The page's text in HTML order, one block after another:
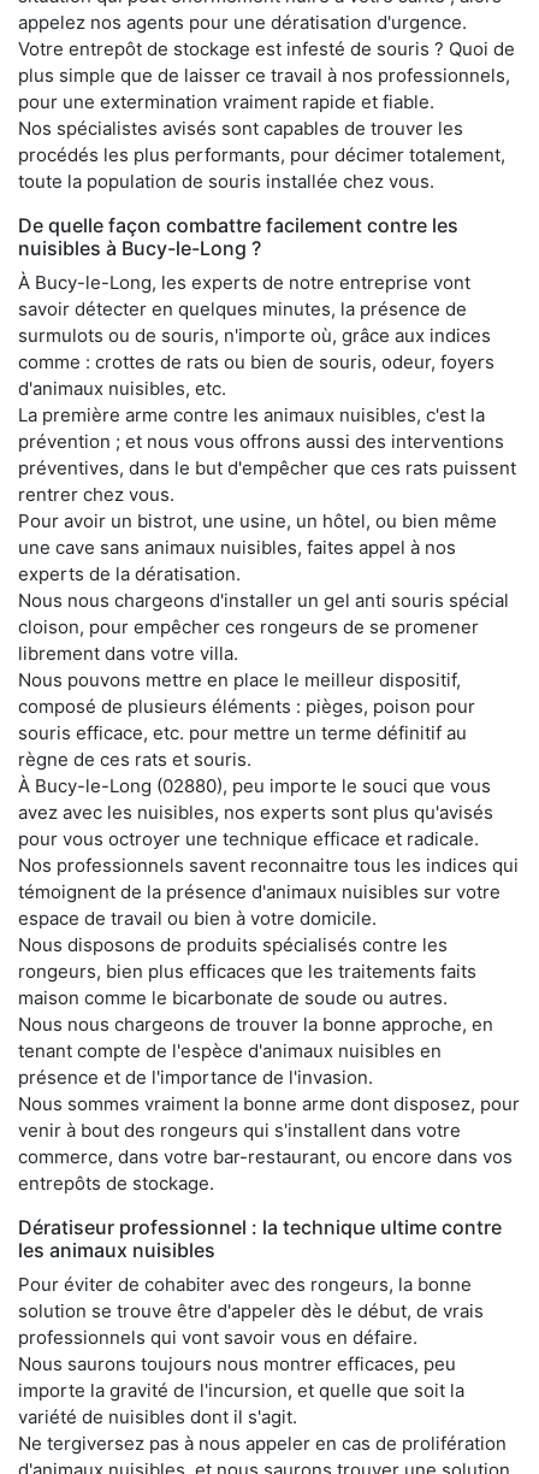
appelez nos agents pour une dératisation d'urgence.
Votre entrepôt de stockage est infesté de souris ? Quoi de
plus simple que de laisser ce travail à nos professionnels,
pour une extermination vraiment rapide et fiable.
Nos spécialistes avisés sont capables de trouver les
procédés les plus performants, pour décimer totalement,
toute la population de souris installée chez vous.
De quelle façon combattre facilement contre les
nuisibles à Bucy-le-Long ?
À Bucy-le-Long, les experts de notre entreprise vont
savoir détecter en quelques minutes, la présence de
surmulots ou de souris, n'importe où, grâce aux indices
comme : crottes de rats ou bien de souris, odeur, foyers
d'animaux nuisibles, etc.
La première arme contre les animaux nuisibles, c'est la
prévention ; et nous vous offrons aussi des interventions
préventives, dans le but d'empêcher que ces rats puissent
rentrer chez vous.
Pour avoir un bistrot, une usine, un hôtel, ou bien même
une cave sans animaux nuisibles, faites appel à nos
experts de la dératisation.
Nous nous chargeons d'installer un gel anti souris spécial
cloison, pour empêcher ces rongeurs de se promener
librement dans votre villa.
Nous pouvons mettre en place le meilleur dispositif,
composé de plusieurs éléments : pièges, poison pour
souris efficace, etc. pour mettre un terme définitif au
règne de ces rats et souris.
À Bucy-le-Long (02880), peu importe le souci que vous
avez avec les nuisibles, nos experts sont plus qu'avisés
pour vous octroyer une technique efficace et radicale.
Nos professionnels savent reconnaitre tous les indices qui
témoignent de la présence d'animaux nuisibles sur votre
espace de travail ou bien à votre domicile.
Nous disposons de produits spécialisés contre les
rongeurs, bien plus efficaces que les traitements faits
maison comme le bicarbonate de soude ou autres.
Nous nous chargeons de trouver la bonne approche, en
tenant compte de l'espèce d'animaux nuisibles en
présence et de l'importance de l'invasion.
Nous sommes vraiment la bonne arme dont disposez, pour
venir à bout des rongeurs qui s'installent dans votre
commerce, dans votre bar-restaurant, ou encore dans vos
entrepôts de stockage.
Dératiseur professionnel : la technique ultime contre
les animaux nuisibles
Pour éviter de cohabiter avec des rongeurs, la bonne
solution se trouve être d'appeler dès le début, de vrais
professionnels qui vont savoir vous en défaire.
Nous saurons toujours nous montrer efficaces, peu
importe la gravité de l'incursion, et quelle que soit la
variété de nuisibles dont il s'agit.
Ne tergiversez pas à nous appeler en cas de prolifération
d'animaux nuisibles, et nous saurons trouver une solution